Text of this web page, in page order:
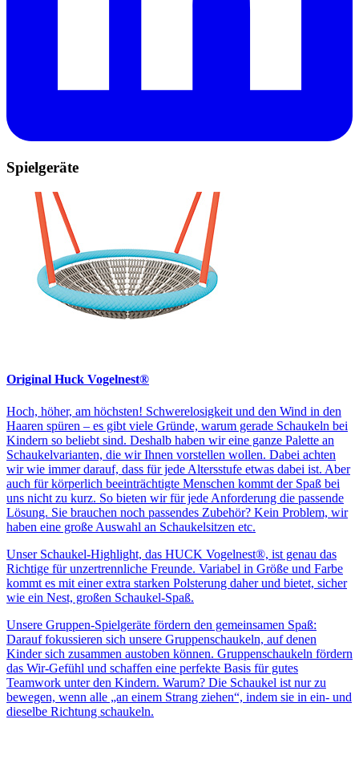
Spielgeräte
Original Huck Vogelnest®
Hoch, höher, am höchsten! Schwerelosigkeit und den Wind in den
Haaren spüren – es gibt viele Gründe, warum gerade Schaukeln bei
Kindern so beliebt sind. Deshalb haben wir eine ganze Palette an
Schaukelvarianten, die wir Ihnen vorstellen wollen. Dabei achten
wir wie immer darauf, dass für jede Altersstufe etwas dabei ist. Aber
auch für körperlich beeinträchtigte Menschen kommt der Spaß bei
uns nicht zu kurz. So bieten wir für jede Anforderung die passende
Lösung. Sie brauchen noch passendes Zubehör? Kein Problem, wir
haben eine große Auswahl an Schaukelsitzen etc.
Unser Schaukel-Highlight, das HUCK Vogelnest®, ist genau das
Richtige für unzertrennliche Freunde. Variabel in Größe und Farbe
kommt es mit einer extra starken Polsterung daher und bietet, sicher
wie ein Nest, großen Schaukel-Spaß.
Unsere Gruppen-Spielgeräte fördern den gemeinsamen Spaß:
Darauf fokussieren sich unsere Gruppenschaukeln, auf denen
Kinder sich zusammen austoben können. Gruppenschaukeln fördern
das Wir-Gefühl und schaffen eine perfekte Basis für gutes
Teamwork unter den Kindern. Warum? Die Schaukel ist nur zu
bewegen, wenn alle „an einem Strang ziehen“, indem sie in ein- und
dieselbe Richtung schaukeln.